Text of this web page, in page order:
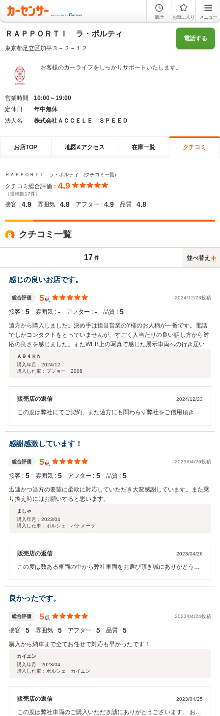
履歴 お気に入り メニュー
ＲＡＰＰＯＲＴＩ ラ・ポルティ
東京都足立区加平３－２－１２
電話する
お客様のカーライフをしっかりサポートいたします。
営業時間
10:00～19:00
定休日
年中無休
法人名
株式会社ＡＣＣＥＬＥ ＳＰＥＥＤ
お店TOP 地図&アクセス 在庫一覧 クチコミ
ＲＡＰＰＯＲＴＩ ラ・ポルティ (クチコミ一覧)
クチコミ総合評価： 4.9
（投稿数17件）
接客 : 4.9 雰囲気 : 4.8 アフター : 4.9 品質 : 4.8
クチコミ一覧
17 件 並べ替え
感じの良いお店です。
総合評価 5点 2024/12/23投稿
接客 : 5 雰囲気 : ‐ アフター : ‐ 品質 : 5
遠方から購入しました。決め手は担当営業のY様のお人柄が一番です。電話
でしかコンタクトをとっていませんが、すごく人当たりの良い話し方から対
応の良さを感じました。またWEB上の写真で感じた展示車両への行き届いた
手入れ具合も信頼できるかなと思いました。車への愛を感じました（笑）。
近郊に在住ならばセカンドカーもお願いしたいと思いました。 ありがとうご
ざいました。
Ａ９４ＨＮ
購入年月： 2024/12
購入した車：プジョー 2008
販売店の返信 2024/12/23
この度は弊社にてご契約、また遠方にも関わらず弊社をご信用頂き誠
対応とても助かりました。 遠方でお会い出来なかったのが残念ですが
東京にいらした際はいつでもお店に遊びに来てください。 ぜひセカン
ドカーもお任せくださいませ。（笑） この他は誠にありがとうござい
ました。
感謝感激しています！
総合評価 5点 2023/04/26投稿
接客 : 5 雰囲気 : 5 アフター : 5 品質 : 5
迅速かつ当方の要望に柔軟に対応していただき大変感謝しています。また乗
り換え時にはお願いすると思います。
ましゃ
購入年月： 2023/04
購入した車：ポルシェ パナメーラ
販売店の返信 2023/04/26
この度は数ある車両の中から弊社車両をお選び頂き誠にありがとうご
送りの際にやはり後期の方がましゃ様には しっくり来てるなと感じま
したので後期をお選び頂いて正解だったと思います！！ ぜひお乗り換
えの際はご相談ください！次回も迅速かつ丁寧にご納車までご対応さ
せて頂きます。 今後とも何卒よろしくお願い致します。
良かったです。
総合評価 5点 2023/04/24投稿
接客 : 5 雰囲気 : 5 アフター : 5 品質 : 5
購入から納車まで全てお任せで対応も早かったです！
カイエン
購入年月： 2023/04
購入した車：ポルシェ カイエン
販売店の返信 2023/04/25
この度は弊社車両のご購入いただき誠にありがとうございます。 お忙